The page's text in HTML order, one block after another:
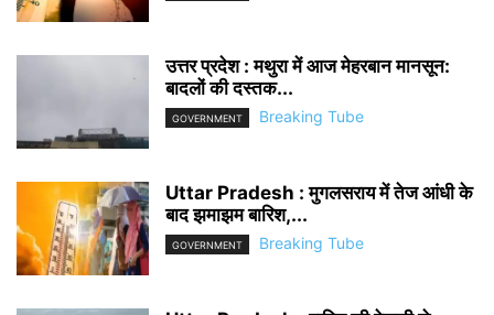
उत्तर प्रदेश : मथुरा में आज मेहरबान मानसून:
बादलों की दस्तक...
GOVERNMENT Breaking Tube
Uttar Pradesh : मुगलसराय में तेज आंधी के
बाद झमाझम बारिश,...
GOVERNMENT Breaking Tube